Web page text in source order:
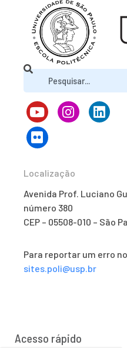
Localização
Avenida Prof. Luciano
número 380
CEP – 05508-010 – São
Para reportar um erro
sites.poli@usp.br
Acesso rápido